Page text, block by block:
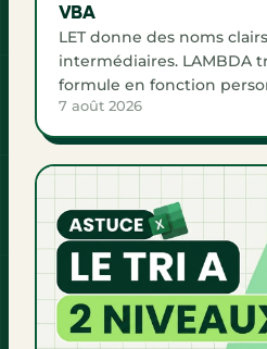
VBA
LET donne des noms
intermédiaires. LAMBDA
formule en fonction
sans VBA. Voici la
exemple de commission.
7 août 2026